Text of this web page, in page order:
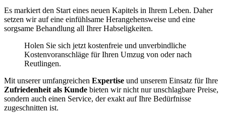
Es markiert den Start eines neuen Kapitels in Ihrem Leben. Daher
setzen wir auf eine einfühlsame Herangehensweise und eine
sorgsame Behandlung all Ihrer Habseligkeiten.
Holen Sie sich jetzt kostenfreie und unverbindliche
Kostenvoranschläge für Ihren Umzug von oder nach
Reutlingen.
Mit unserer umfangreichen Expertise und unserem Einsatz für Ihre
Zufriedenheit als Kunde bieten wir nicht nur unschlagbare Preise,
sondern auch einen Service, der exakt auf Ihre Bedürfnisse
zugeschnitten ist.